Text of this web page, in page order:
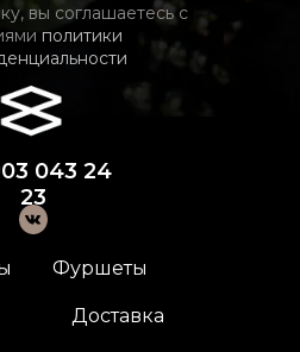
043 24
23
Доставка
Фуршеты
вы соглашаетесь с
политики